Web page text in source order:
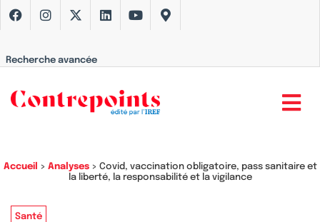
Recherche avancée
Accueil > Analyses> Covid, vaccination obligatoire, pass sanitaire et
la liberté, la responsabilité et la vigilance
Santé